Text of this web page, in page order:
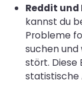
Reddit
kannst du
Probleme
suchen
stört. Diese
statistische